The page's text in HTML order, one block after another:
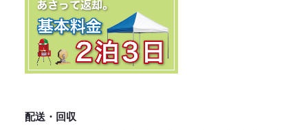
配送・回収